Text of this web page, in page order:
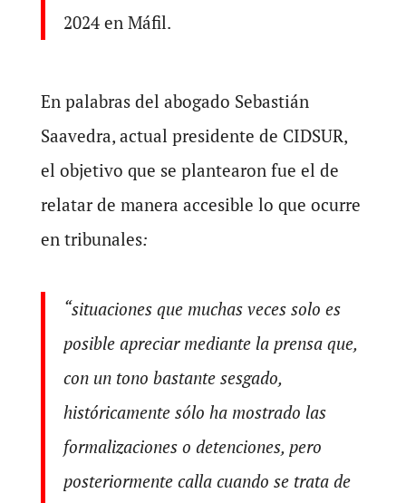
2024 en Máfil.
En palabras del abogado Sebastián
Saavedra, actual presidente de CIDSUR,
el objetivo que se plantearon fue el de
relatar de manera accesible lo que ocurre
en tribunales:
“situaciones que muchas veces solo es
posible apreciar mediante la prensa que,
con un tono bastante sesgado,
históricamente sólo ha mostrado las
formalizaciones o detenciones, pero
posteriormente calla cuando se trata de